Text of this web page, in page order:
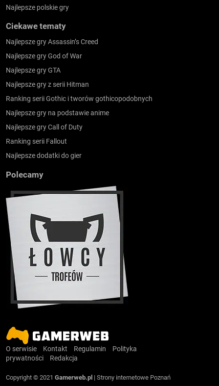
Najlepsze polskie gry
Ciekawe tematy
Najlepsze gry Assassin’s Creed
Najlepsze gry God of War
Najlepsze gry GTA
Najlepsze gry z serii Hitman
Ranking serii Gothic i tworów gothicopodobnych
Najlepsze gry na podstawie anime
Najlepsze gry Call of Duty
Ranking serii Fallout
Najlepsze dodatki do gier
Polecamy
O serwisie Kontakt Regulamin
Polityka
prywatności
Redakcja
Copyright © 2021 Gamerweb.pl | Strony internetowe Poznań